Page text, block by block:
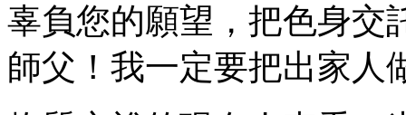
辜負您的願望，把色身交
師父！我一定要把出家人